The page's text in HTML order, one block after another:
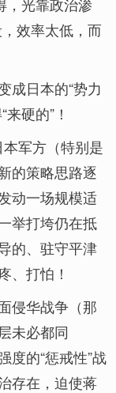
效率太低，而
成日本的“势力
硬的”！
军方（特别是
的策略思路逐
动一场规模适
举打垮仍在抵
的、驻守平津
、打怕！
侵华战争（那
未必都同
度的“惩戒性”战
存在，迫使蒋